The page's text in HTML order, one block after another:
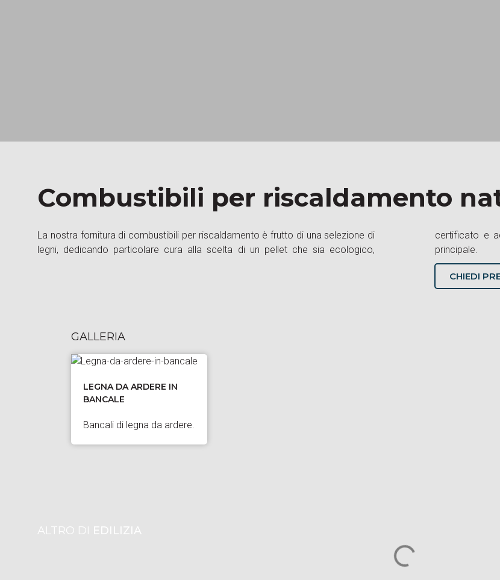
Combustibili per riscaldamento
La nostra fornitura di combustibili per riscaldamento è frutto di una selezione di
legni, dedicando particolare cura alla scelta di un pellet che sia ecologico,
certificato e ad alto rendimento. Il benessere abitativo è il nostro obiettivo
principale.
CHIEDI
GALLERIA
LEGNA DA ARDERE IN
BANCALE
Bancali di legna da ardere.
ALTRO DI EDILIZIA